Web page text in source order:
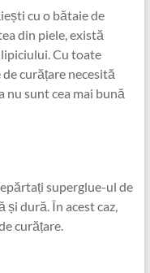
cu o bătaie de
din piele, există
Cu toate
curățare necesită
nu sunt cea mai bună
superglue-ul de
și dură. În acest caz,
curățare.